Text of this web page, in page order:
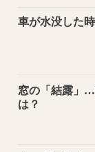
車が水没した
窓の「結露」
は？